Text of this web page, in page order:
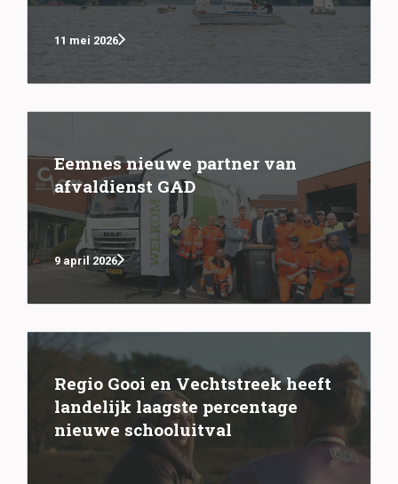
11 mei 2026
Eemnes nieuwe partner van
afvaldienst GAD
9 april 2026
Regio Gooi en Vechtstreek heeft
landelijk laagste percentage
nieuwe schooluitval